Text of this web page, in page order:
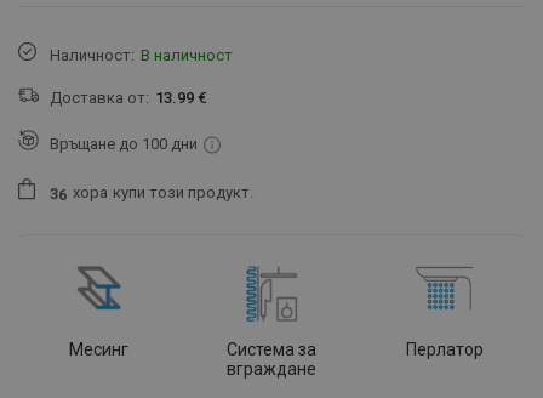
Наличност: В наличност
Доставка от: 13.99 €
Връщане до 100 дни
36 хора купи този продукт.
Месинг
Система за
вграждане
Перлатор